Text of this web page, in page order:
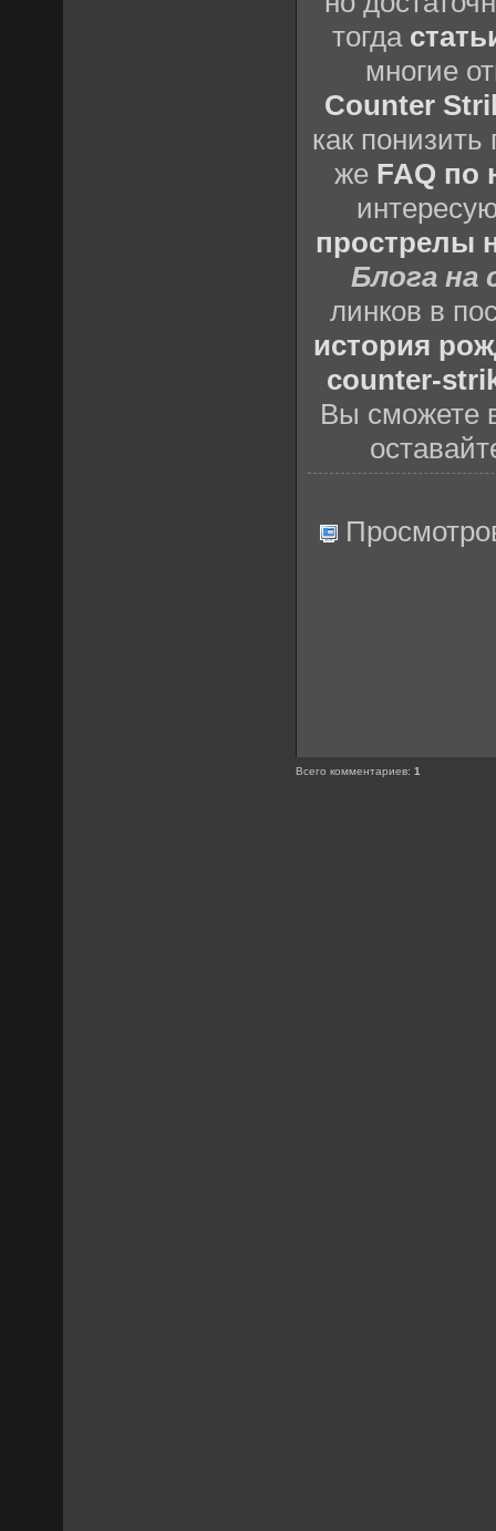
тогда
многие
Counter
как
же FAQ по
прострелы
Блога на
линков в
история
counter-
Вы сможете
Всего комментариев:1